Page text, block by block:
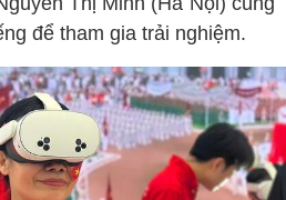
để tham gia trải nghiệm.